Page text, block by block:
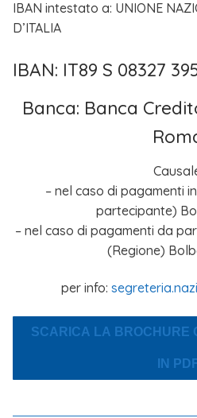
IBAN intestato a: UNIONE
D’ITALIA
IBAN: IT89 S 08327
Banca: Banca
– nel caso di pagamenti
partecipante)
– nel caso di pagamenti da
(Regione)
per info:
SCARICA LA BROCHURE
IN